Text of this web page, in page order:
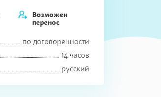
Возможен
перенос
по договоренности
14 часов
русский